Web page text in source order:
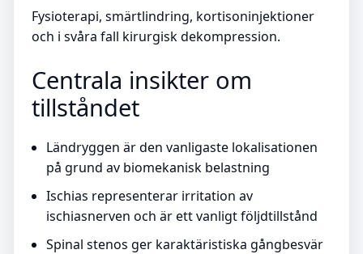
Fysioterapi, smärtlindring, kortisoninjektioner
och i svåra fall kirurgisk dekompression.
Centrala insikter om
tillståndet
Ländryggen är den vanligaste lokalisationen
på grund av biomekanisk belastning
Ischias representerar irritation av
ischiasnerven och är ett vanligt följdtillstånd
Spinal stenos ger karaktäristiska gångbesvär